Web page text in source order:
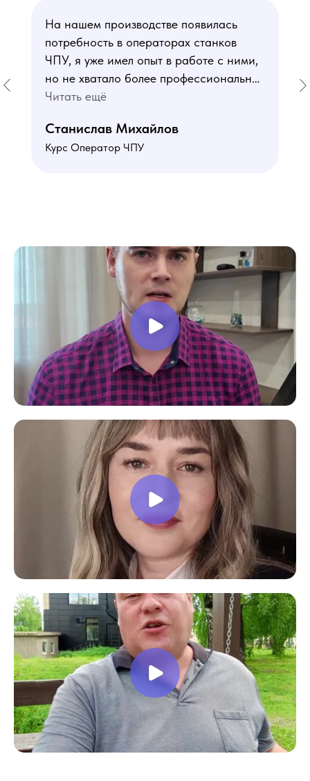
На нашем производстве появилась
потребность в операторах станков
ЧПУ, я уже имел опыт в работе с ними,
но не хватало более профессиональных
знаний. В курсе мне понравился блок
и программированию - это как раз то,
чего мне не хватало. Преподаватели
доволен, в работе всё пригодилось!
Читать ещё
Станислав Михайлов
Курс Оператор ЧПУ